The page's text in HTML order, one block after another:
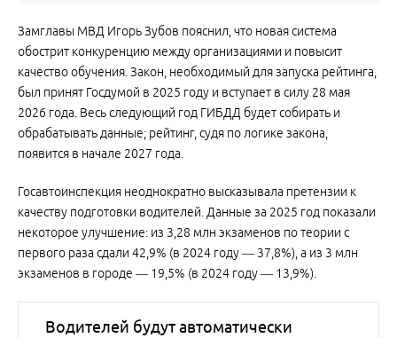
Замглавы МВД Игорь Зубов пояснил, что новая система
обострит конкуренцию между организациями и повысит
качество обучения. Закон, необходимый для запуска рейтинга,
был принят Госдумой в 2025 году и вступает в силу 28 мая
2026 года. Весь следующий год ГИБДД будет собирать и
обрабатывать данные; рейтинг, судя по логике закона,
появится в начале 2027 года.
Госавтоинспекция неоднократно высказывала претензии к
качеству подготовки водителей. Данные за 2025 год показали
некоторое улучшение: из 3,28 млн экзаменов по теории с
первого раза сдали 42,9% (в 2024 году — 37,8%), а из 3 млн
экзаменов в городе — 19,5% (в 2024 году — 13,9%).
Водителей будут автоматически